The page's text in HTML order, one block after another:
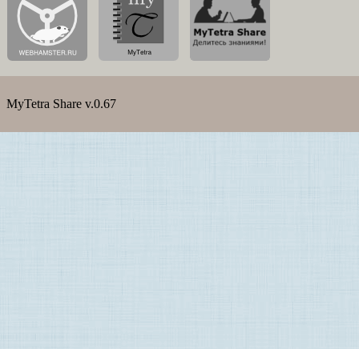
MyTetra Share v.0.67